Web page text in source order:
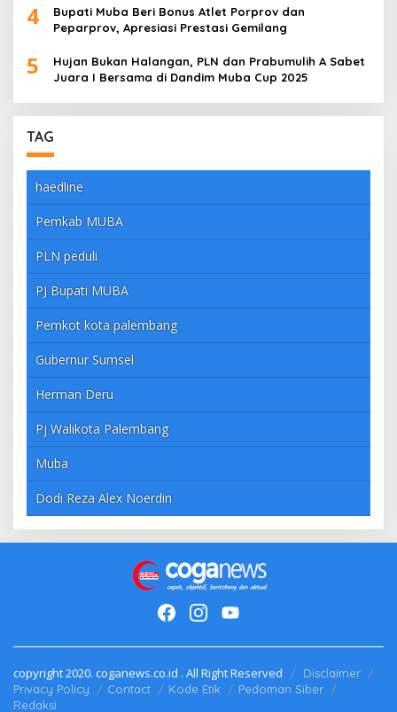
4
Bupati Muba Beri Bonus Atlet Porprov dan
Peparprov, Apresiasi Prestasi Gemilang
5
Hujan Bukan Halangan, PLN dan Prabumulih A Sabet
Juara I Bersama di Dandim Muba Cup 2025
TAG
haedline
Pemkab MUBA
PLN peduli
PJ Bupati MUBA
Pemkot kota palembang
Gubernur Sumsel
Herman Deru
Pj Walikota Palembang
Muba
Dodi Reza Alex Noerdin
copyright 2020. coganews.co.id . All Right Reserved
Disclaimer
Privacy Policy
Contact Kode Etik
Pedoman Siber
Redaksi